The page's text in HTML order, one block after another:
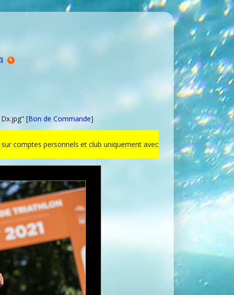
[Bon de Commande]
comptes personnels et club uniquement avec